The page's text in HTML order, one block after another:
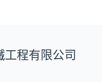
工程有限公司